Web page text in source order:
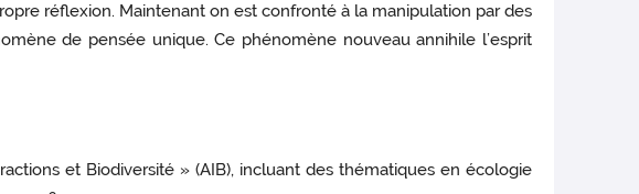
réflexion. Maintenant on est confronté à la manipulation par des
de pensée unique. Ce phénomène nouveau annihile l’esprit
et Biodiversité » (AIB), incluant des thématiques en écologie